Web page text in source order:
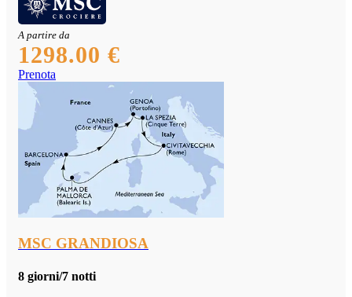
A partire da
1298.00 €
Prenota
MSC GRANDIOSA
8 giorni/7 notti